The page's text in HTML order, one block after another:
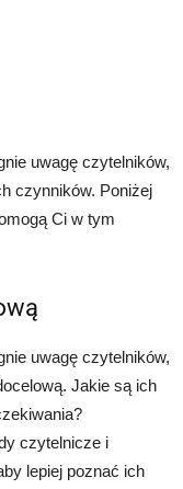
uwagę czytelników,
czynników. Poniżej
Ci w tym
uwagę czytelników,
Jakie są ich
czytelnicze i
lepiej poznać ich